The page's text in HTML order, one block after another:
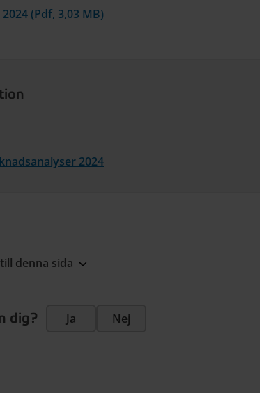
(Pdf, 3,03 MB)
2024
denna sida
dig? Ja Nej